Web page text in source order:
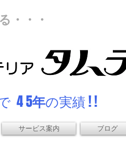
・・・
4 5年の実績
サービス案内 ブログ